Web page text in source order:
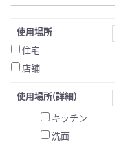
使用場所
住宅
店舗
使用場所(詳細)
キッチン
洗面